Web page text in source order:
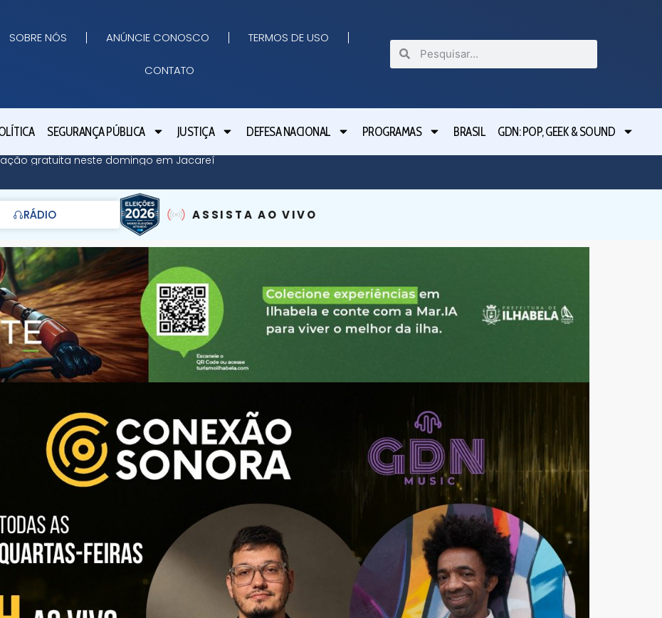
SOBRE NÓS ANÚNCIE CONOSCO TERMOS DE USO
CONTATO
SEGURANÇA PÚBLICA JUSTIÇA DEFESA NACIONAL PROGRAMAS BRASIL GDN: POP, GEEK & SOUND
gratuita neste domingo em Jacareí São
RÁDIO ASSISTA AO VIVO